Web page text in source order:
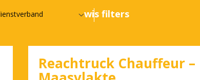
wis filters
Reachtruck Chauffeur –